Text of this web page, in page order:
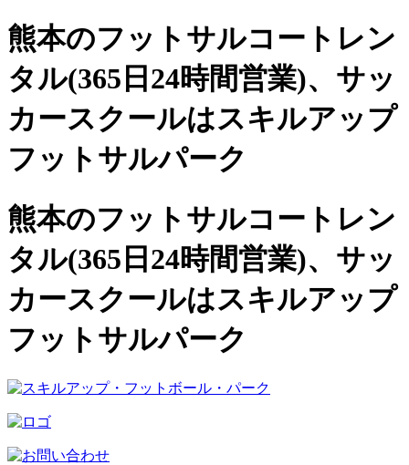
熊本のフットサルコートレン
タル(365日24時間営業)、 サッ
カースクールはスキルアップ
フットサルパーク
熊本のフットサルコートレン
タル(365日24時間営業)、サッ
カースクールはスキルアップ
フットサルパーク